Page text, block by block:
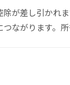
が差し引かれ
ながります。